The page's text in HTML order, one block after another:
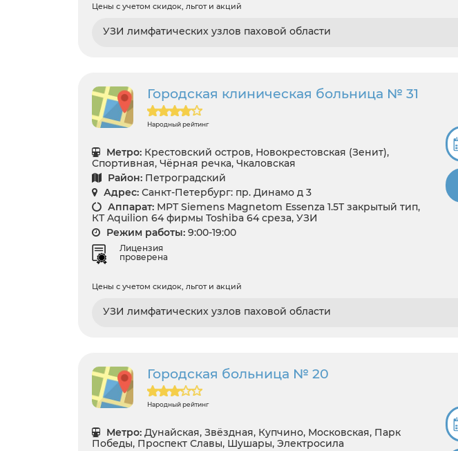
Цены с учетом скидок, льгот и акций
УЗИ лимфатических узлов паховой области
Городская клиническая больница № 31
Народный рейтинг
Метро: Крестовский остров, Новокрестовская (Зенит),
Спортивная, Чёрная речка, Чкаловская
Район: Петроградский
Адрес: Санкт-Петербург: пр. Динамо д 3
Аппарат: МРТ Siemens Magnetom Essenza 1.5T закрытый тип,
КТ Aquilion 64 фирмы Toshiba 64 среза, УЗИ
Режим работы: 9:00-19:00
Лицензия
проверена
Цены с учетом скидок, льгот и акций
УЗИ лимфатических узлов паховой области
Городская больница № 20
Народный рейтинг
Метро: Дунайская, Звёздная, Купчино, Московская, Парк
Победы, Проспект Славы, Шушары, Электросила